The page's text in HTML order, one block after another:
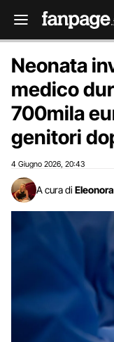
Neonata
medico
700mila
genitori
4 Giugno 2026 20:43
A cura di